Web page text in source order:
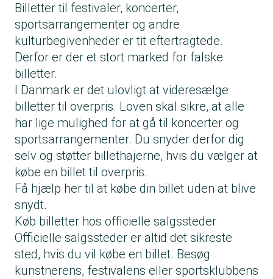
Billetter til festivaler, koncerter,
sportsarrangementer og andre
kulturbegivenheder er tit eftertragtede.
Derfor er der et stort marked for falske
billetter.
I Danmark er det ulovligt at videresælge
billetter til overpris. Loven skal sikre, at alle
har lige mulighed for at gå til koncerter og
sportsarrangementer. Du snyder derfor dig
selv og støtter billethajerne, hvis du vælger at
købe en billet til overpris.
Få hjælp her til at købe din billet uden at blive
snydt.
Køb billetter hos officielle salgssteder
Officielle salgssteder er altid det sikreste
sted, hvis du vil købe en billet. Besøg
kunstnerens, festivalens eller sportsklubbens